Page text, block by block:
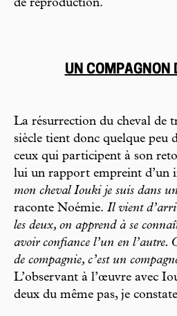
de reproduction.
UN COMPAGNON
La résurrection du cheval de
siècle tient donc quelque peu
ceux qui participent à son
lui un rapport empreint d’un
mon cheval Iouki je suis dans
raconte Noémie. Il vient
les deux, on apprend à se
avoir confiance l’un en l’autre.
de compagnie, c’est un
L’observant à l’œuvre avec
deux du même pas, je